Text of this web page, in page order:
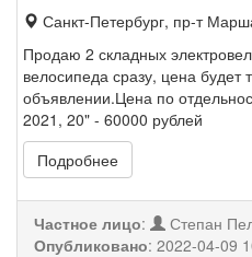
Санкт-Петербург, пр-т
Продаю 2 складных
велосипеда сразу, цена будет
объявлении.Цена по
2021, 20" - 60000 рублей
Подробнее
Частное лицо:
Степан
Опубликовано: 2022-04-09